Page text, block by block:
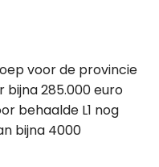
voor de provincie
bijna 285.000 euro
behaalde L1 nog
bijna 4000